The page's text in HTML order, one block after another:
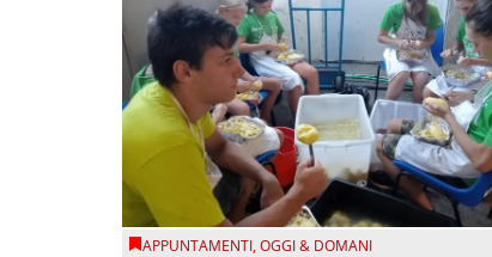
APPUNTAMENTI,OGGI & DOMANI